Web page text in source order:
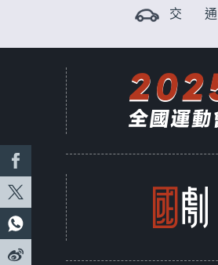
交 通